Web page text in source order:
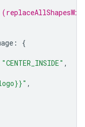
:
{
"CENTER_INSIDE" ,
,